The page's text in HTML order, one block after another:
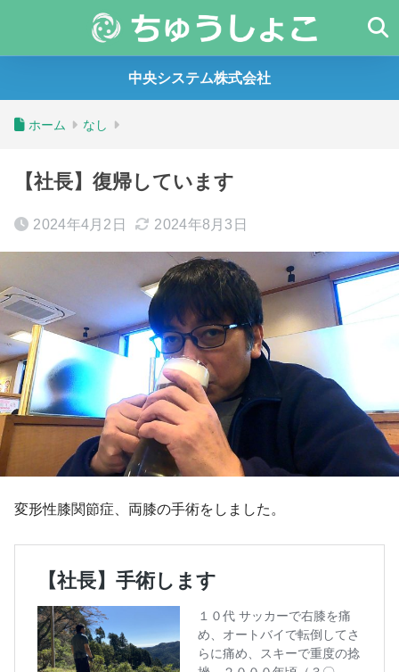
中央システム株式会社
ホーム なし
【社長】復帰しています
2024年4月2日 2024年8月3日
変形性膝関節症、両膝の手術をしました。